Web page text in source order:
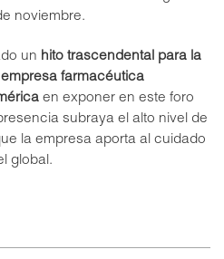
noviembre.
un hito trascendental para la
empresa farmacéutica
en exponer en este foro
subraya el alto nivel de
la empresa aporta al cuidado
global.